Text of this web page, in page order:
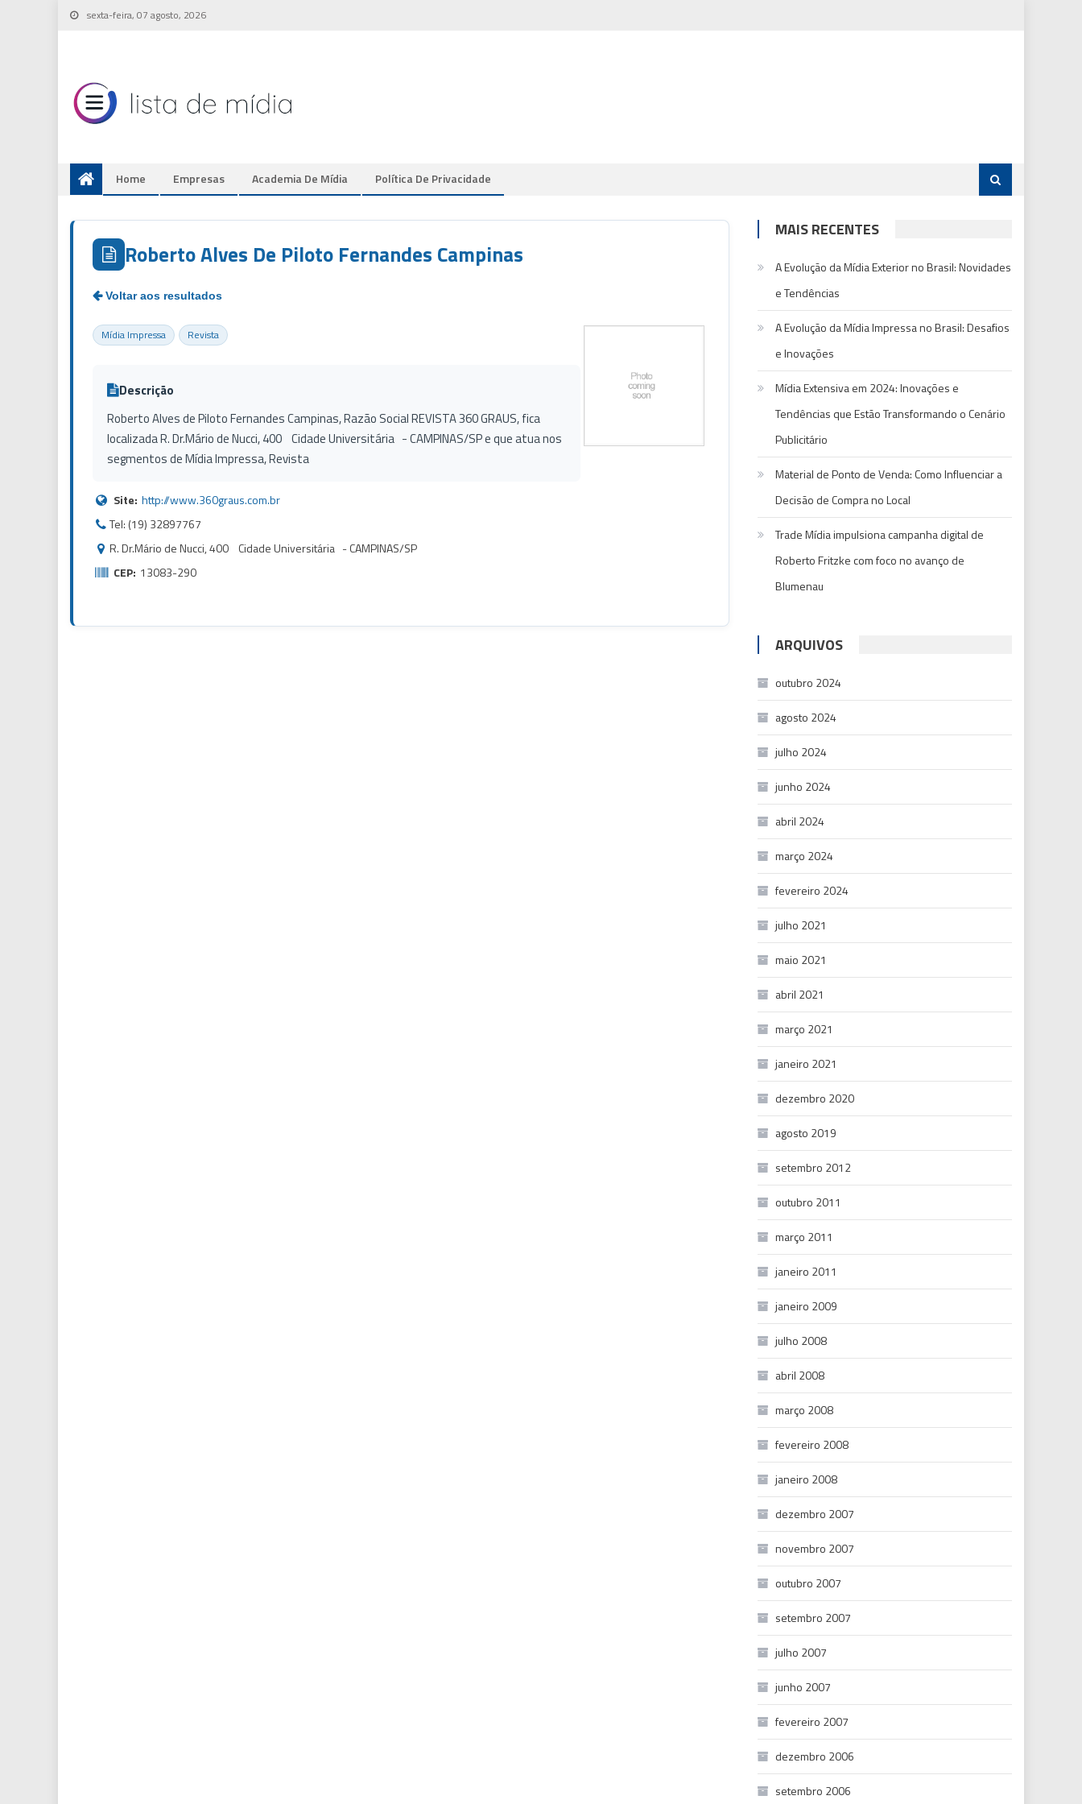
Skip sexta-feira, 07 agosto, 2026
Home Empresas Academia De Mídia Política De Privacidade
Roberto Alves De Piloto Fernandes Campinas
Mídia Impressa Revista
Descrição
Roberto Alves de Piloto Fernandes Campinas, Razão Social REVISTA 360 GRAUS, fica
localizada R. Dr.Mário de Nucci, 400 Cidade Universitária - CAMPINAS/SP e que atua nos
segmentos de Mídia Impressa, Revista
Site: http://www.360graus.com.br
Tel: (19) 32897767
R. Dr.Mário de Nucci, 400 Cidade Universitária - CAMPINAS/SP
CEP: 13083-290
MAIS RECENTES
A Evolução da Mídia Exterior no Brasil: Novidades
e Tendências
A Evolução da Mídia Impressa no Brasil: Desafios
e Inovações
Mídia Extensiva em 2024: Inovações e
Tendências que Estão Transformando o Cenário
Publicitário
Material de Ponto de Venda: Como Influenciar a
Decisão de Compra no Local
Trade Mídia impulsiona campanha digital de
Roberto Fritzke com foco no avanço de
Blumenau
ARQUIVOS
outubro 2024
agosto 2024
julho 2024
junho 2024
abril 2024
março 2024
fevereiro 2024
julho 2021
maio 2021
abril 2021
março 2021
janeiro 2021
dezembro 2020
agosto 2019
setembro 2012
outubro 2011
março 2011
janeiro 2011
janeiro 2009
julho 2008
abril 2008
março 2008
fevereiro 2008
janeiro 2008
dezembro 2007
novembro 2007
outubro 2007
setembro 2007
julho 2007
junho 2007
fevereiro 2007
dezembro 2006
setembro 2006